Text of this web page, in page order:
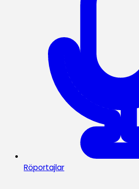
Röportajlar